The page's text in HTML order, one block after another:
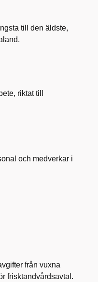
till den äldste,
riktat till
och medverkar i
från vuxna
frisktandvårdsavtal.